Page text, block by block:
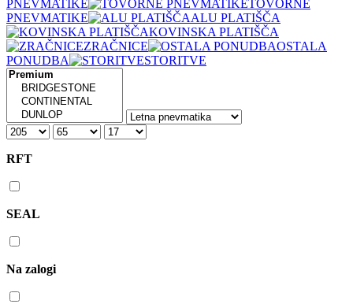
PNEVMATIKE
TOVORNE
PNEVMATIKE
ALU PLATIŠČA
KOVINSKA PLATIŠČA
ZRAČNICE
OSTALA
PONUDBA
STORITVE
RFT
SEAL
Na zalogi